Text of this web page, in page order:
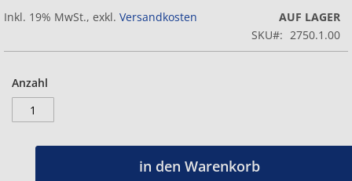
Inkl. 19% MwSt., exkl. Versandkosten
AUF LAGER
SKU
2750.1.00
Anzahl
in den Warenkorb